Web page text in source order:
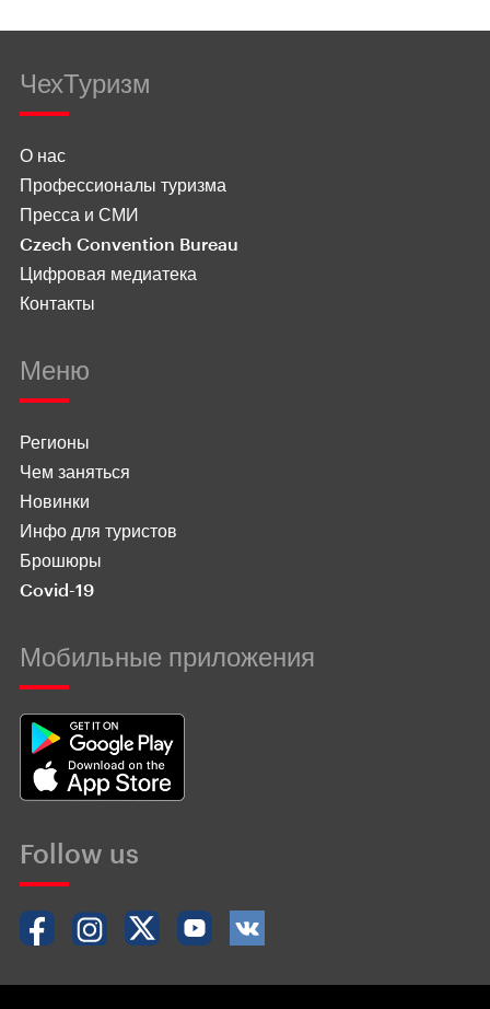
ЧехТуризм
О нас
Профессионалы туризма
Пресса и СМИ
Czech Convention Bureau
Цифровая медиатека
Контакты
Меню
Регионы
Чем заняться
Новинки
Инфо для туристов
Брошюры
Covid-19
Мобильные приложения
Follow us